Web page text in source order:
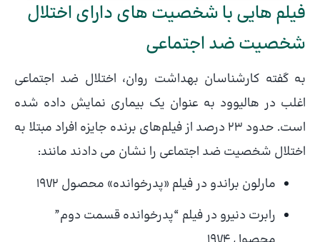
فیلم هایی با شخصیت های دارای اختلال
شخصیت ضد اجتماعی
به گفته کارشناسان بهداشت روان، اختلال ضد اجتماعی
اغلب در هالیوود به عنوان یک بیماری نمایش داده شده
است. حدود 23 درصد از فیلم‌های برنده جایزه افراد مبتلا به
اختلال شخصیت ضد اجتماعی را نشان می دادند مانند:
مارلون براندو در فیلم «پدرخوانده» محصول 1972
رابرت دنیرو در فیلم “پدرخوانده قسمت دوم”